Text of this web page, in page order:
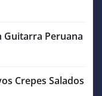
Guitarra Peruana
Crepes Salados